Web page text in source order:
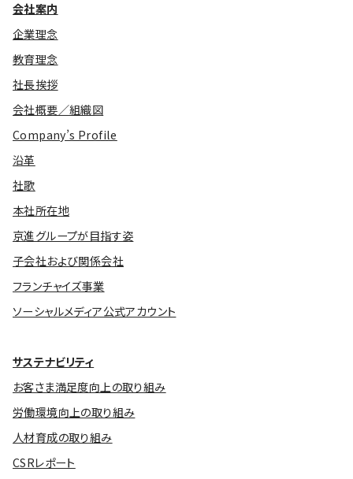
会社案内
企業理念
教育理念
社長挨拶
会社概要／組織図
Company’s Profile
沿革
社歌
本社所在地
京進グループが目指す姿
子会社および関係会社
フランチャイズ事業
ソーシャルメディア公式アカウント
サステナビリティ
お客さま満足度向上の取り組み
労働環境向上の取り組み
人材育成の取り組み
CSRレポート